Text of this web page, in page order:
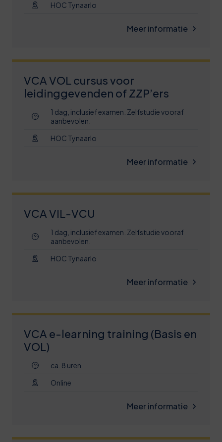
HOC Tynaarlo
Meer informatie
VCA VOL cursus voor
leidinggevenden of ZZP’ers
1 dag, inclusief examen. Zelfstudie vooraf
aanbevolen.
HOC Tynaarlo
Meer informatie
VCA VIL-VCU
1 dag, inclusief examen. Zelfstudie vooraf
aanbevolen.
HOC Tynaarlo
Meer informatie
VCA e-learning training (Basis en
VOL)
ca. 8 uren
Online
Meer informatie